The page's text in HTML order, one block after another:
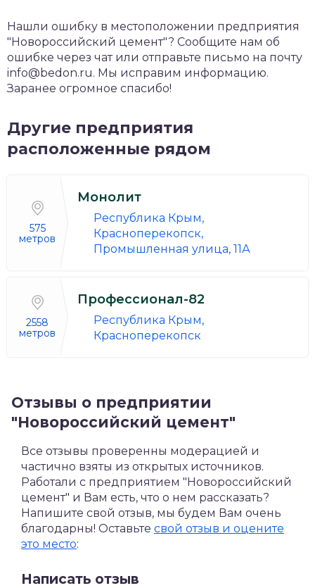
Нашли ошибку в местоположении предприятия
"Новороссийский цемент"? Сообщите нам об
ошибке через чат или отправьте письмо на почту
info@bedon.ru. Мы исправим информацию.
Заранее огромное спасибо!
Другие предприятия
расположенные рядом
575
метров
Монолит
Республика Крым,
Красноперекопск,
Промышленная улица, 11А
2558
метров
Профессионал-82
Республика Крым,
Красноперекопск
Отзывы о предприятии
"Новороссийский цемент"
Все отзывы проверенны модерацией и
частично взяты из открытых источников.
Работали с предприятием "Новороссийский
цемент" и Вам есть, что о нем рассказать?
Напишите свой отзыв, мы будем Вам очень
благодарны! Оставьте свой отзыв и оцените
это место:
Написать отзыв